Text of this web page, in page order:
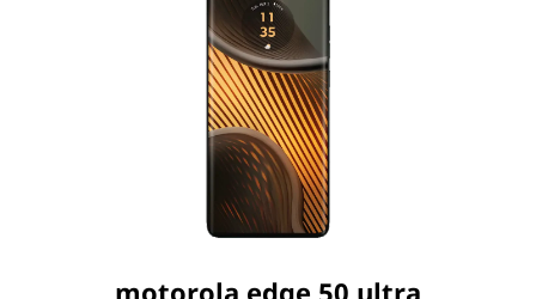
motorola edge 50 ultra